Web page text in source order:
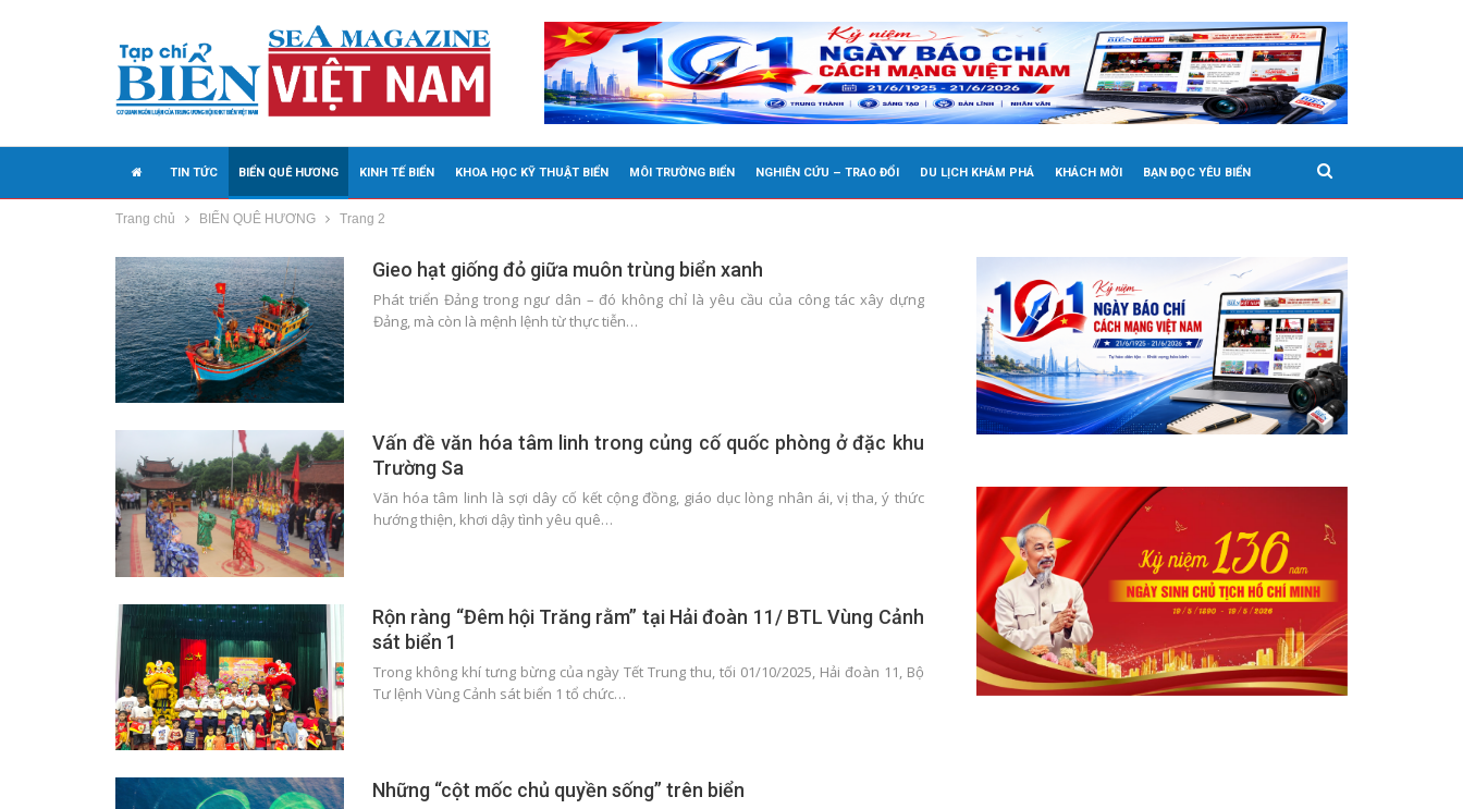
TIN TỨC BIỂN QUÊ HƯƠNG KINH TẾ BIỂN KHOA HỌC KỸ THUẬT BIỂN MÔI TRƯỜNG BIỂN NGHIÊN CỨU – TRAO ĐỔI DU LỊCH KHÁM PHÁ KHÁCH MỜI BẠN ĐỌC YÊU BIỂN
MEDIA
Trang chủ BIỂN QUÊ HƯƠNG Trang 2
Gieo hạt giống đỏ giữa muôn trùng biển xanh
Phát triển Đảng trong ngư dân – đó không chỉ là yêu cầu của công tác xây dựng
Đảng, mà còn là mệnh lệnh từ thực tiễn…
Vấn đề văn hóa tâm linh trong củng cố quốc phòng ở đặc khu
Trường Sa
Văn hóa tâm linh là sợi dây cố kết cộng đồng, giáo dục lòng nhân ái, vị tha, ý thức
hướng thiện, khơi dậy tình yêu quê…
Rộn ràng “Đêm hội Trăng rằm” tại Hải đoàn 11/ BTL Vùng Cảnh
sát biển 1
Trong không khí tưng bừng của ngày Tết Trung thu, tối 01/10/2025, Hải đoàn 11, Bộ
Tư lệnh Vùng Cảnh sát biển 1 tổ chức…
Những “cột mốc chủ quyền sống” trên biển